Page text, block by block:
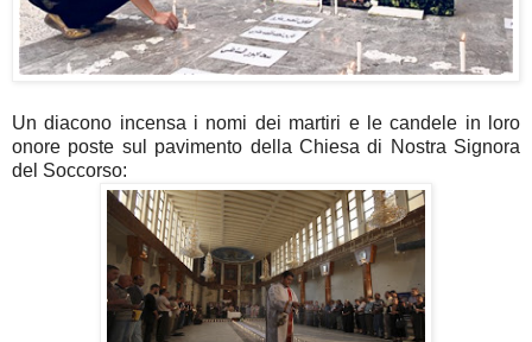
Un diacono incensa i nomi dei martiri e le candele in loro
onore poste sul pavimento della Chiesa di Nostra Signora
del Soccorso: